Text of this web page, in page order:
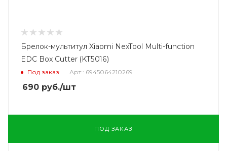
Брелок-мультитул Xiaomi NexTool Multi-function
EDC Box Cutter (KT5016)
Под заказ Арт.: 6945064210269
690 руб./шт
ПОД ЗАКАЗ